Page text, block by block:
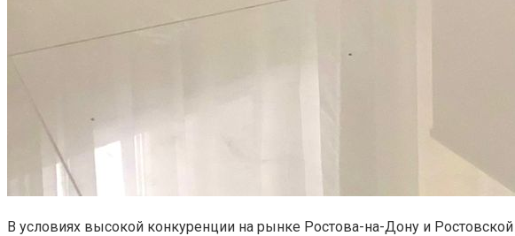
В условиях высокой конкуренции на рынке Ростова-на-Дону и